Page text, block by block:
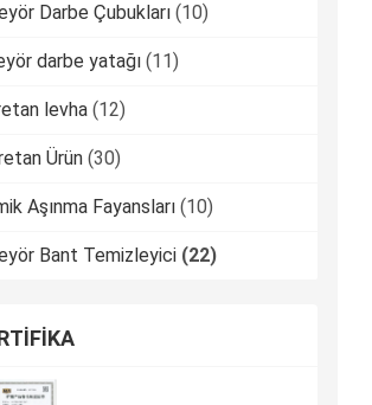
Darbe Çubukları (10)
darbe yatağı (11)
levha (12)
Ürün (30)
Aşınma Fayansları (10)
Bant Temizleyici (22)